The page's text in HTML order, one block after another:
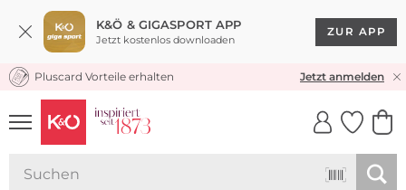
K&Ö & GIGASPORT APP
Jetzt kostenlos downloaden
ZUR APP
KOSTENLOSER VERSAND* & RÜCKVERSAND
Pluscard Vorteile erhalten Jetzt anmelden
UNSERE APP
CLICK &